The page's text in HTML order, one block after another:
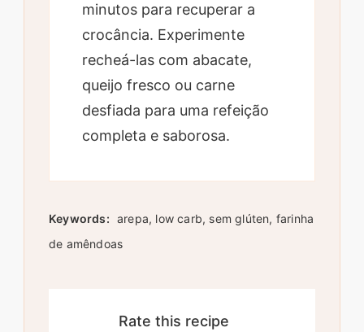
minutos para recuperar a
crocância. Experimente
recheá-las com abacate,
queijo fresco ou carne
desfiada para uma refeição
completa e saborosa.
Keywords: arepa, low carb, sem glúten, farinha
de amêndoas
Rate this recipe